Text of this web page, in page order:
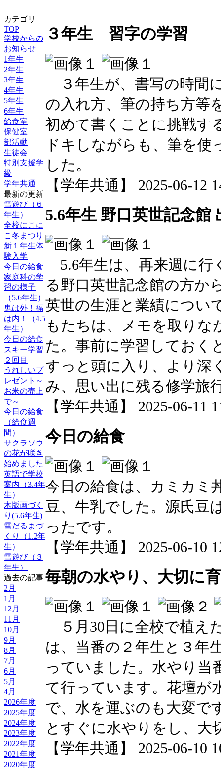
カテゴリ
TOP
学校からの
お知らせ
1年生
2年生
3年生
4年生
5年生
6年生
給食室
保健室
部活動
生徒会
特別支援学
級
学年共通
最新の更新
雪遊び（６
年生）
全校にこに
こ冬まつり
新１年生体
験入学
今日の給食
家庭科の学
習の様子
（5.6年生）
鬼は外！福
は内！（4.5
年生）
今日の給食
スキー学習
２回目
うれしいプ
レゼント～
お米の売上
で～
今日の給食
（給食週
間）
サクラソウ
の花が咲き
始めました
英語で学校
案内（3.4年
生）
木版画づく
り(5.6年生)
雪だるまづ
くり（1.2年
生）
雪遊び（３
年生）
過去の記事
2月
1月
12月
11月
10月
9月
8月
7月
6月
5月
4月
2026年度
2025年度
2024年度
2023年度
2022年度
2021年度
2020年度
３年生 習字の学習
３年生が、書写の時間
の入れ方、筆の持ち方等
初めて書くことに挑戦す
ドキしながらも、筆を
した。
【学年共通】 2025-06-12
5.6年生 野口英世記念館
5.6年生は、再来週に行
る野口英世記念館の方か
英世の生涯と業績につい
もたちは、メモを取りな
た。事前に学習しておく
すっと頭に入り、より深
み、思い出に残る修学旅
【学年共通】 2025-06-11
今日の給食
今日の給食は、カミカミ
豆、牛乳でした。源氏豆
ったです。
【学年共通】 2025-06-10
毎朝の水やり、大切に
５月30日に全校で植え
は、当番の２年生と３年
っていました。水やり当
て行っています。花壇が
で、水を運ぶのも大変で
とすぐに水やりをし、大
【学年共通】 2025-06-10